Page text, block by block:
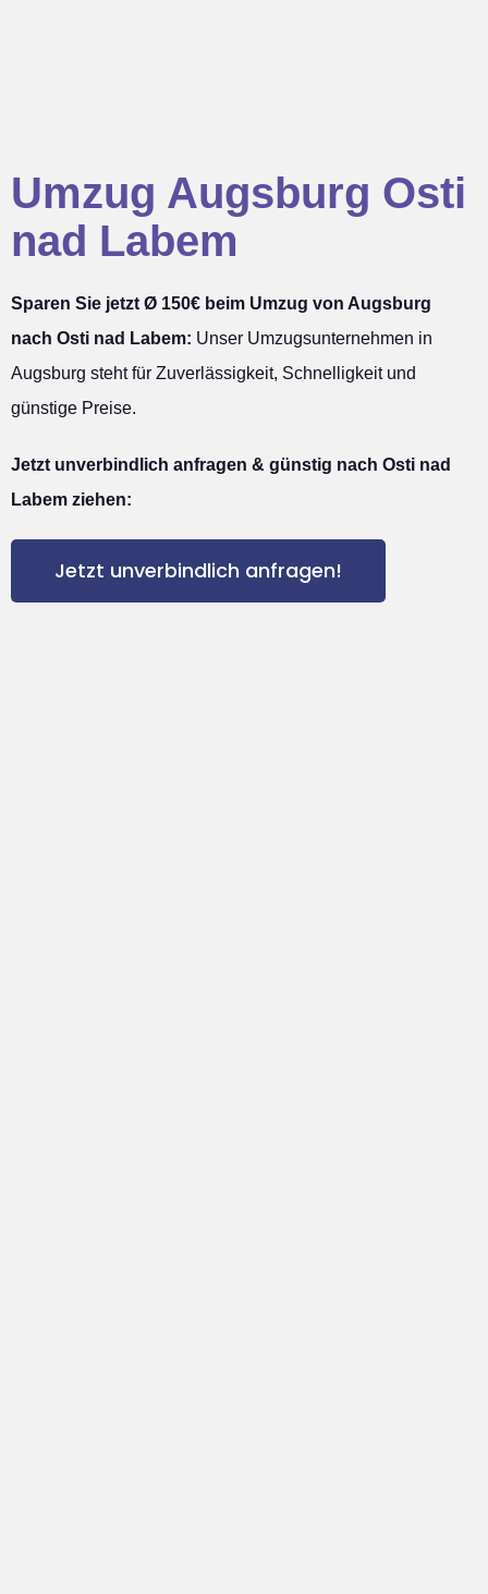
Umzug Augsburg Osti
nad Labem
Sparen Sie jetzt Ø 150€ beim Umzug von Augsburg
nach Osti nad Labem: Unser Umzugsunternehmen in
Augsburg steht für Zuverlässigkeit, Schnelligkeit und
günstige Preise.
Jetzt unverbindlich anfragen & günstig nach Osti nad
Labem ziehen:
Jetzt unverbindlich anfragen!